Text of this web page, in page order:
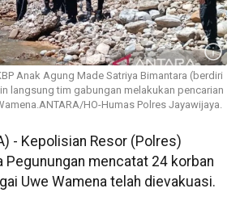
Anak Agung Made Satriya Bimantara (berdiri
langsung tim gabungan melakukan pencarian
HO-Humas Polres Jayawijaya.
- Kepolisian Resor (Polres)
Pegunungan mencatat 24 korban
Uwe Wamena telah dievakuasi.